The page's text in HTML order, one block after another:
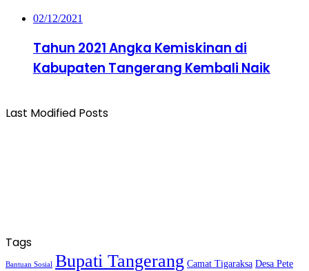
02/12/2021
Tahun 2021 Angka Kemiskinan di
Kabupaten Tangerang Kembali Naik
Last Modified Posts
Tags
Bantuan Sosial Bupati Tangerang Camat Tigaraksa Desa Pete